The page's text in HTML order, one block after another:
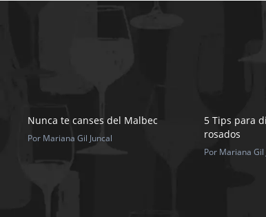
Nunca te canses del Malbec
Por Mariana Gil Juncal
5 Tips para
rosados
Por Mariana Gil